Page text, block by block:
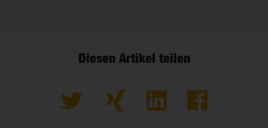
Diesen Artikel teilen